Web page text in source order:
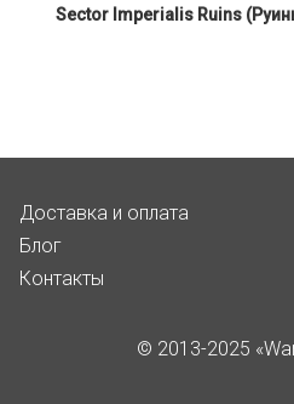
Sector Imperialis Ruins
Доставка и оплата
Блог
Контакты
© 2013-2025